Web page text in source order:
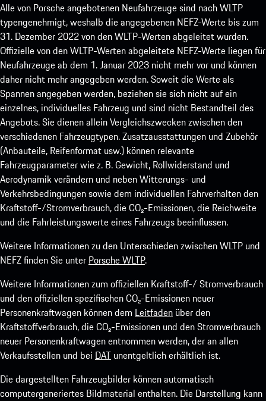
Alle von Porsche angebotenen Neufahrzeuge sind nach WLTP
typengenehmigt, weshalb die angegebenen NEFZ-Werte bis zum
31. Dezember 2022 von den WLTP-Werten abgeleitet wurden.
Offizielle von den WLTP-Werten abgeleitete NEFZ-Werte liegen für
Neufahrzeuge ab dem 1. Januar 2023 nicht mehr vor und können
daher nicht mehr angegeben werden. Soweit die Werte als
Spannen angegeben werden, beziehen sie sich nicht auf ein
einzelnes, individuelles Fahrzeug und sind nicht Bestandteil des
Angebots. Sie dienen allein Vergleichszwecken zwischen den
verschiedenen Fahrzeugtypen. Zusatzausstattungen und Zubehör
(Anbauteile, Reifenformat usw.) können relevante
Fahrzeugparameter wie z. B. Gewicht, Rollwiderstand und
Aerodynamik verändern und neben Witterungs- und
Verkehrsbedingungen sowie dem individuellen Fahrverhalten den
Kraftstoff-/Stromverbrauch, die CO₂-Emissionen, die Reichweite
und die Fahrleistungswerte eines Fahrzeugs beeinflussen.
Weitere Informationen zu den Unterschieden zwischen WLTP und
NEFZ finden Sie unter Porsche WLTP.
Weitere Informationen zum offiziellen Kraftstoff-/ Stromverbrauch
und den offiziellen spezifischen CO₂-Emissionen neuer
Personenkraftwagen können dem Leitfaden über den
Kraftstoffverbrauch, die CO₂-Emissionen und den Stromverbrauch
neuer Personenkraftwagen entnommen werden, der an allen
Verkaufsstellen und bei DAT unentgeltlich erhältlich ist.
Die dargestellten Fahrzeugbilder können automatisch
computergeneriertes Bildmaterial enthalten. Die Darstellung kann